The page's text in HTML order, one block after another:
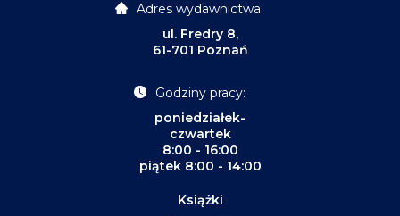
Adres wydawnictwa:
ul. Fredry 8,
61-701 Poznań
Godziny pracy:
poniedziałek-
czwartek
8:00 - 16:00
piątek 8:00 - 14:00
Książki